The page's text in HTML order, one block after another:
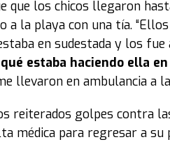
que los chicos llegaron
a la playa con una tía.
en sudestada y los fue
estaba haciendo ella en
llevaron en ambulancia a
reiterados golpes contra
médica para regresar a su